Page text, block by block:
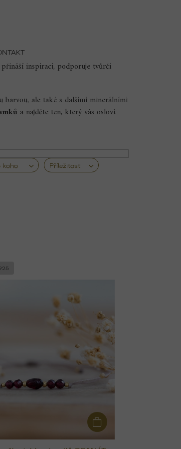
je od pradávna považován za
inspiraci, podporuje tvůrčí
ale také s dalšími minerálními
a najděte ten, který vás osloví.
koho Příležitost